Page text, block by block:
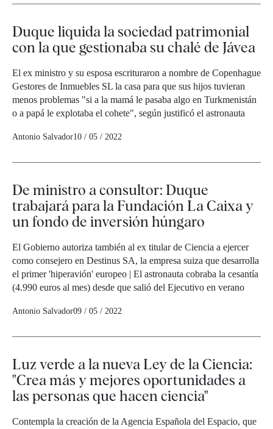
Duque liquida la sociedad patrimonial
con la que gestionaba su chalé de Jávea
El ex ministro y su esposa escrituraron a nombre de Copenhague
Gestores de Inmuebles SL la casa para que sus hijos tuvieran
menos problemas "si a la mamá le pasaba algo en Turkmenistán
o a papá le explotaba el cohete", según justificó el astronauta
Antonio Salvador10 / 05 / 2022
De ministro a consultor: Duque
trabajará para la Fundación La Caixa y
un fondo de inversión húngaro
El Gobierno autoriza también al ex titular de Ciencia a ejercer
como consejero en Destinus SA, la empresa suiza que desarrolla
el primer 'hiperavión' europeo | El astronauta cobraba la cesantía
(4.990 euros al mes) desde que salió del Ejecutivo en verano
Antonio Salvador09 / 05 / 2022
Luz verde a la nueva Ley de la Ciencia:
"Crea más y mejores oportunidades a
las personas que hacen ciencia"
Contempla la creación de la Agencia Española del Espacio, que